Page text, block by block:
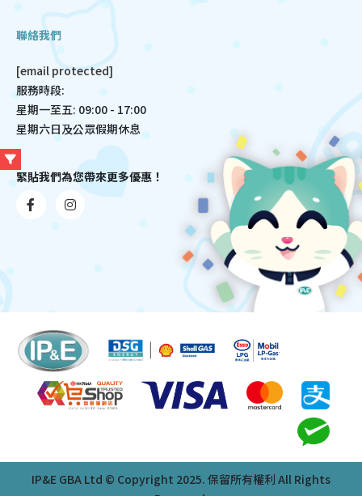
聯絡我們
[email protected]
服務時段:
星期一至五: 09:00 - 17:00
星期六日及公眾假期休息
緊貼我們為您帶來更多優惠！
IP&E GBA Ltd © Copyright 2025. 保留所有權利 All Rights